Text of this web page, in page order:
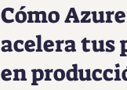
Cómo
acelera tus
en